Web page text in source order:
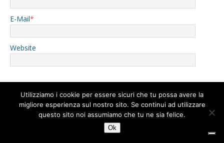
E-Mail*
Website
Avvertimi via email in caso di risposte al mio commento.
Utilizziamo i cookie per essere sicuri che tu possa avere la
migliore esperienza sul nostro sito. Se continui ad utilizzare
questo sito noi assumiamo che tu ne sia felice.
Ok